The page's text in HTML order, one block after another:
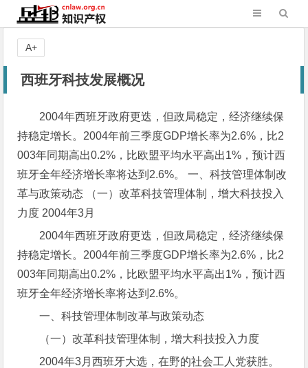
西班牙科技发展概况
2004年西班牙政府更迭，但政局稳定，经济继续保
持稳定增长。2004年前三季度GDP增长率为2.6%，比2
003年同期高出0.2%，比欧盟平均水平高出1%，预计西
班牙全年经济增长率将达到2.6%。 一、科技管理体制改
革与政策动态 （一）改革科技管理体制，增大科技投入
力度 2004年3月
2004年西班牙政府更迭，但政局稳定，经济继续保
持稳定增长。2004年前三季度GDP增长率为2.6%，比2
003年同期高出0.2%，比欧盟平均水平高出1%，预计西
班牙全年经济增长率将达到2.6%。
一、科技管理体制改革与政策动态
（一）改革科技管理体制，增大科技投入力度
2004年3月西班牙大选，在野的社会工人党获胜。
A+